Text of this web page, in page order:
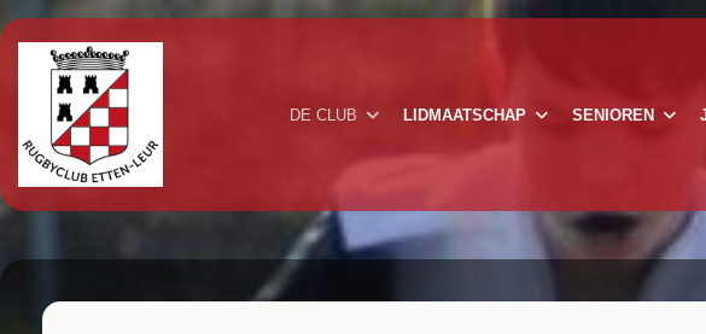
DE CLUB LIDMAATSCHAP SENIOREN